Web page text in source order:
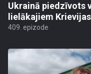
Ukrainā piedzīvots
lielākajiem
409. epizode